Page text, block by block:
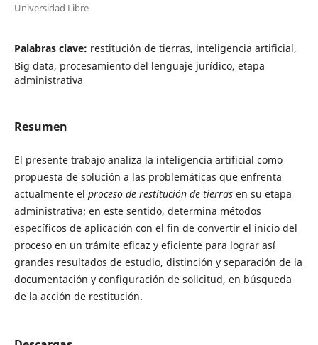
Universidad Libre
Palabras clave: restitución de tierras, inteligencia artificial,
Big data, procesamiento del lenguaje jurídico, etapa
administrativa
Resumen
El presente trabajo analiza la inteligencia artificial como
propuesta de solución a las problemáticas que enfrenta
actualmente el proceso de restitución de tierras en su etapa
administrativa; en este sentido, determina métodos
específicos de aplicación con el fin de convertir el inicio del
proceso en un trámite eficaz y eficiente para lograr así
grandes resultados de estudio, distinción y separación de la
documentación y configuración de solicitud, en búsqueda
de la acción de restitución.